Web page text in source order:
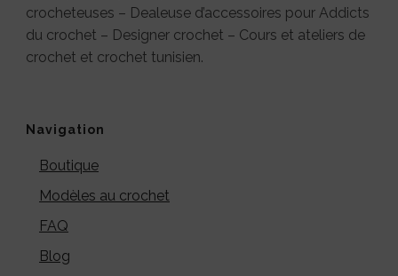
crocheteuses – Dealeuse d’accessoires pour Addicts
du crochet – Designer crochet – Cours et ateliers de
crochet et crochet tunisien.
Navigation
Boutique
Modèles au crochet
FAQ
Blog